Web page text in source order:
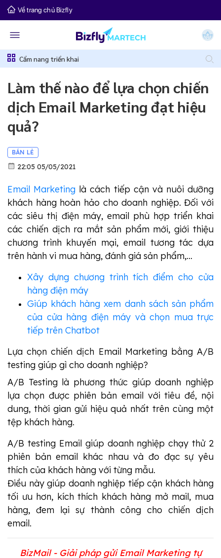
Về trang chủ Bizfly
Cẩm nang triển khai
Làm thế nào để lựa chọn chiến
dịch Email Marketing đạt hiệu
quả?
BÁN LẺ
22:05 05/05/2021
Email Marketing là cách tiếp cận và nuôi dưỡng
khách hàng hoàn hảo cho doanh nghiệp. Đối với
các siêu thị điện máy, email phù hợp triển khai
các chiến dịch ra mắt sản phẩm mới, giới thiệu
chương trình khuyến mại, email tương tác dựa
trên hành vi mua hàng, đánh giá sản phẩm,...
Xây dựng chương trình tích điểm cho cửa
hàng điện máy
Giúp khách hàng xem danh sách sản phẩm
của cửa hàng điện máy và chọn mua trực
tiếp trên Chatbot
Lựa chọn chiến dịch Email Marketing bằng A/B
testing giúp gì cho doanh nghiệp?
A/B Testing là phương thức giúp doanh nghiệp
lựa chọn được phiên bản email với tiêu đề, nội
dung, thời gian gửi hiệu quả nhất trên cùng một
tệp khách hàng.
A/B testing Email giúp doanh nghiệp chạy thử 2
phiên bản email khác nhau và đo đạc sự yêu
thích của khách hàng với từng mẫu.
Điều này giúp doanh nghiệp tiếp cận khách hàng
tối ưu hơn, kích thích khách hàng mở mail, mua
hàng, đem lại sự thành công cho chiến dịch
email.
BizMail - Giải pháp gửi Email Marketing tự